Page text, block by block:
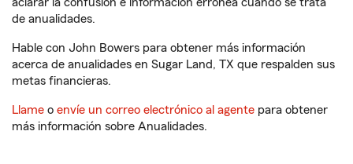
aclarar la confusión e información errónea cuando se trata
de anualidades.
Hable con John Bowers para obtener más información
acerca de anualidades en Sugar Land, TX que respalden sus
metas financieras.
Llame o envíe un correo electrónico al agente para obtener
más información sobre Anualidades.